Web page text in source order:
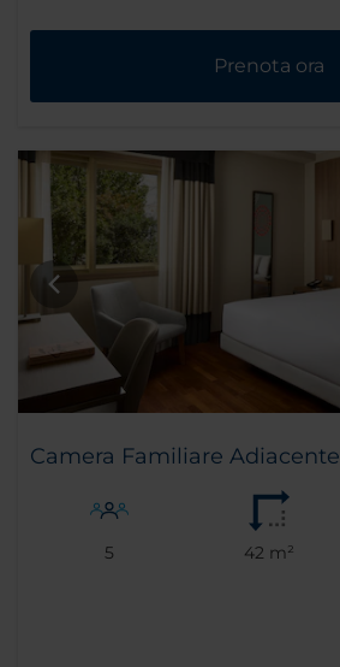
Prenota ora
Camera Familiare Adiacente
5 42 m²